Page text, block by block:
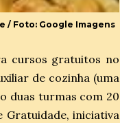
/ Foto: Google Imagens
cursos gratuitos no
de cozinha (uma
duas turmas com 20
Gratuidade, iniciativa